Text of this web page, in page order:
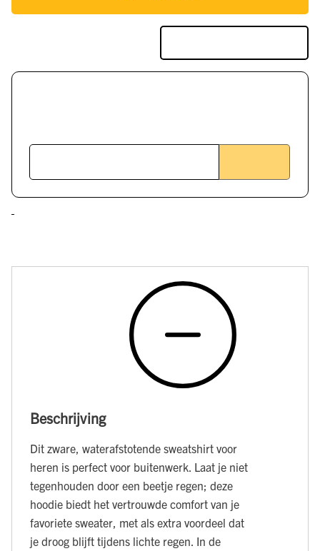
Beschrijving
Dit zware, waterafstotende sweatshirt voor
heren is perfect voor buitenwerk. Laat je niet
tegenhouden door een beetje regen; deze
hoodie biedt het vertrouwde comfort van je
favoriete sweater, met als extra voordeel dat
je droog blijft tijdens lichte regen. In de